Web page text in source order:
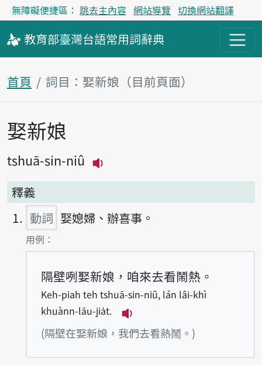
無障礙便捷區： 跳去主內容 網站導覽 切換網站翻譯
教育部臺灣台語常用詞辭典
首頁 詞目：娶新娘（目前頁面）
主內容區塊
娶新娘
tshuā-sin-niû
釋義
動詞 娶媳婦、辦喜事。
第1項釋義的
用例：
隔壁咧娶新娘，咱來去看鬧熱。
Keh-piah teh tshuā-sin-niû, lán lâi-khì
khuànn-lāu-jia̍t.
播放例句Keh-piah teh
(隔壁在娶新娘，我們去看熱鬧。)